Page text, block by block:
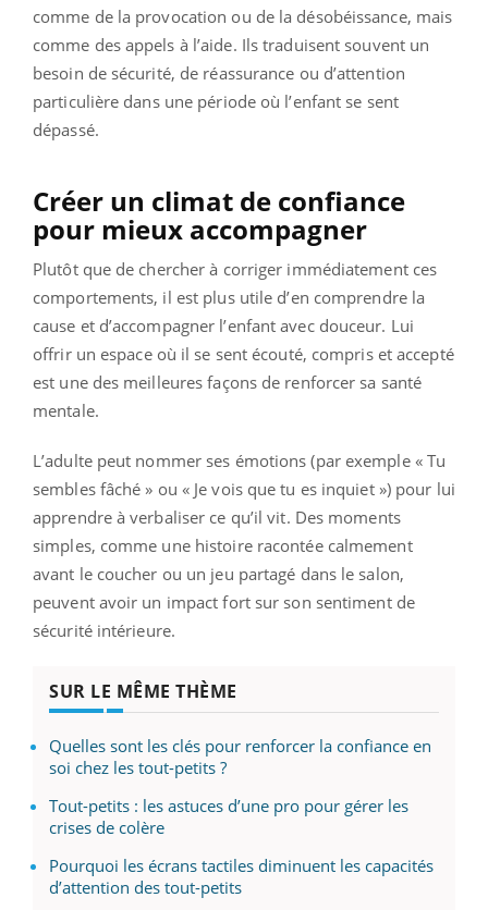
comme de la provocation ou de la désobéissance, mais
comme des appels à l’aide. Ils traduisent souvent un
besoin de sécurité, de réassurance ou d’attention
particulière dans une période où l’enfant se sent
dépassé.
Créer un climat de confiance
pour mieux accompagner
Plutôt que de chercher à corriger immédiatement ces
comportements, il est plus utile d’en comprendre la
cause et d’accompagner l’enfant avec douceur. Lui
offrir un espace où il se sent écouté, compris et accepté
est une des meilleures façons de renforcer sa santé
mentale.
L’adulte peut nommer ses émotions (par exemple « Tu
sembles fâché » ou « Je vois que tu es inquiet ») pour lui
apprendre à verbaliser ce qu’il vit. Des moments
simples, comme une histoire racontée calmement
avant le coucher ou un jeu partagé dans le salon,
peuvent avoir un impact fort sur son sentiment de
sécurité intérieure.
SUR LE MÊME THÈME
Quelles sont les clés pour renforcer la confiance en
soi chez les tout-petits ?
Tout-petits : les astuces d’une pro pour gérer les
crises de colère
Pourquoi les écrans tactiles diminuent les capacités
d’attention des tout-petits